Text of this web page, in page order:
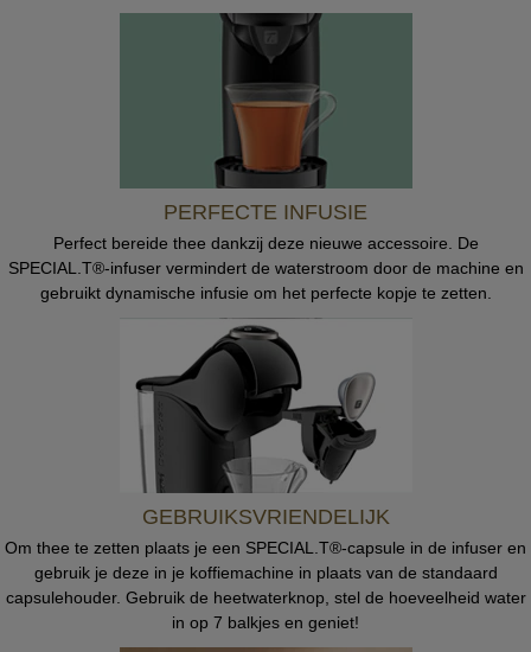
PERFECTE INFUSIE
Perfect bereide thee dankzij deze nieuwe accessoire. De
SPECIAL.T®-infuser vermindert de waterstroom door de machine en
gebruikt dynamische infusie om het perfecte kopje te zetten.
GEBRUIKSVRIENDELIJK
Om thee te zetten plaats je een SPECIAL.T®-capsule in de infuser en
gebruik je deze in je koffiemachine in plaats van de standaard
capsulehouder. Gebruik de heetwaterknop, stel de hoeveelheid water
in op 7 balkjes en geniet!